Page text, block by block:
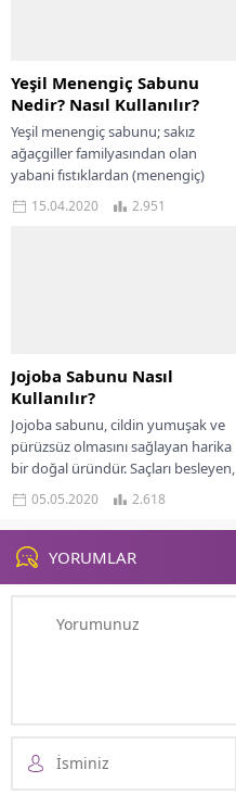
Yeşil Menengiç Sabunu
Nedir? Nasıl Kullanılır?
Yeşil menengiç sabunu; sakız
ağaçgiller familyasından olan
yabani fıstıklardan (menengiç)
üretilir. Türkiye’de daha çok
Güneydoğu Anadolu Bölgesi’nin
15.04.2020 2.951
Jojoba Sabunu Nasıl
Kullanılır?
Jojoba sabunu, cildin yumuşak ve
pürüzsüz olmasını sağlayan harika
bir doğal üründür. Saçları besleyen,
vücudu temizleyen ve komple
bakım yapan...
05.05.2020 2.618
YORUMLAR